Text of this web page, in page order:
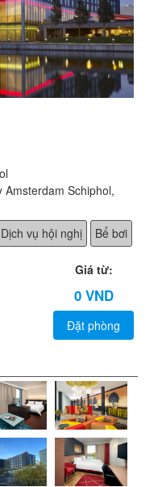
Schiphol,
Dịch vụ hội nghị Bể bơi
Giá từ:
0 VND
Đặt phòng